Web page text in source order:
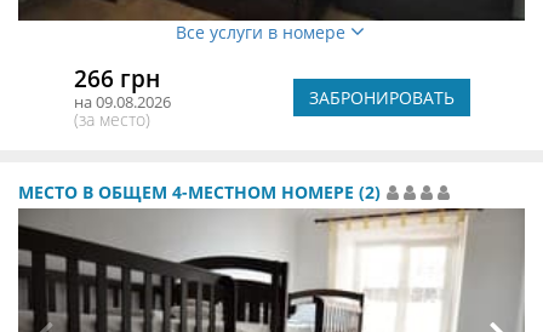
Все услуги в номере
266 грн
на 09.08.2026
(за место)
ЗАБРОНИРОВАТЬ
МЕСТО В ОБЩЕМ 4-МЕСТНОМ НОМЕРЕ (2)